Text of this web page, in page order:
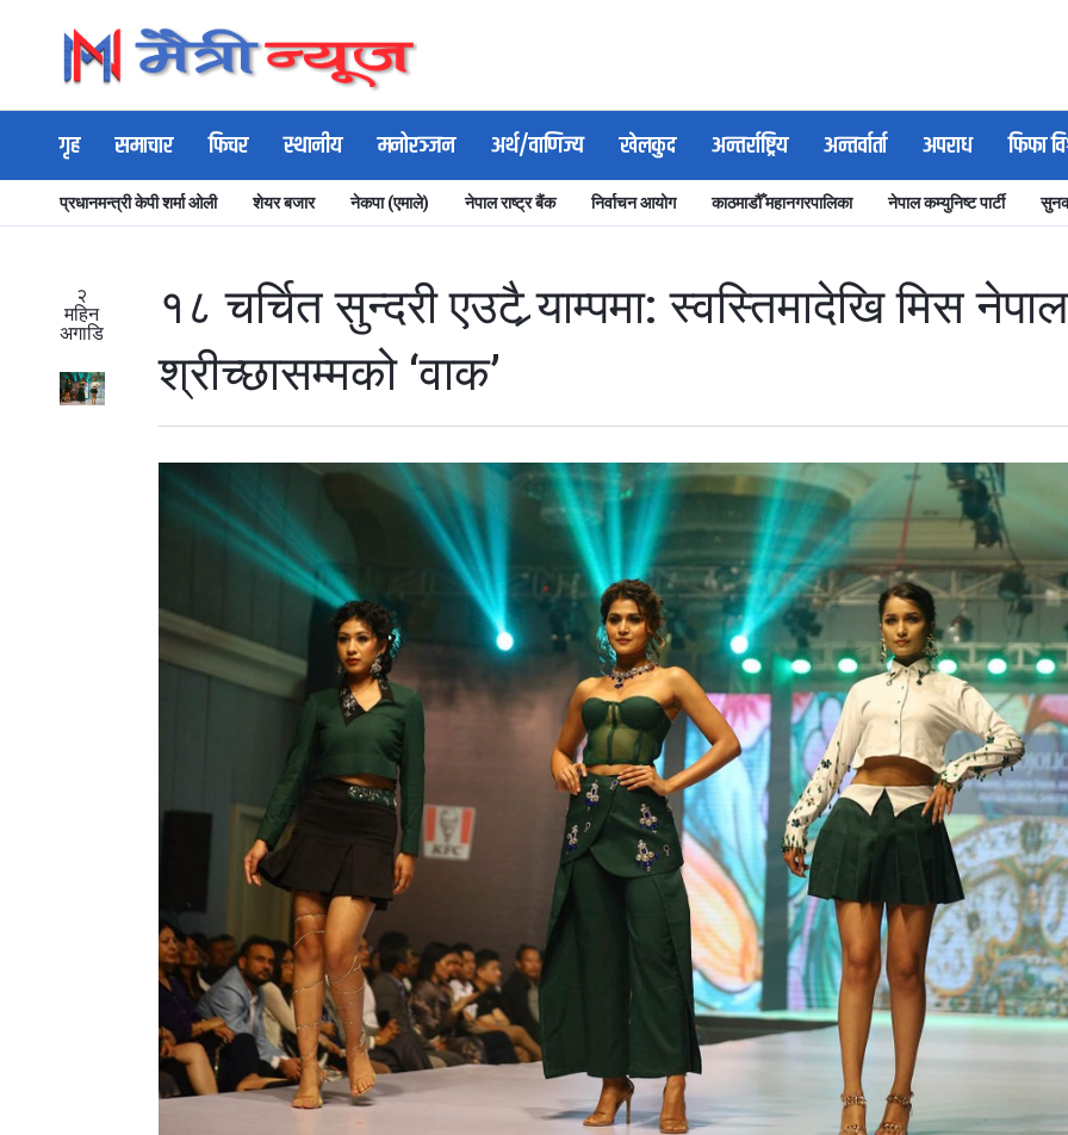
गृह समाचार फिचर स्थानीय मनोरञ्जन अर्थ/वाणिज्य खेलकुद अन्तर्राष्ट्रिय अन्तर्वार्ता अपराध फिफा
प्रधानमन्त्री केपी शर्मा ओली शेयर बजार नेकपा (एमाले) नेपाल राष्ट्र बैंक निर्वाचन आयोग काठमाडौँ महानगरपालिका नेपाल कम्युनिष्ट पार्टी
२
महिन
अगाडि
१८ चर्चित सुन्दरी एउटै र्‍याम्पमा: स्वस्तिमादेखि मिस नेपाल
श्रीच्छासम्मको ‘वाक’